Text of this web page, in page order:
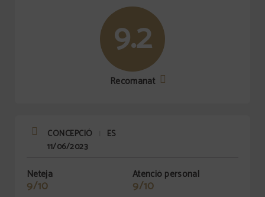
9.2
Recomanat
CONCEPCIÓ
ES
11/06/2023
Neteja
9/10
Atenció personal
9/10